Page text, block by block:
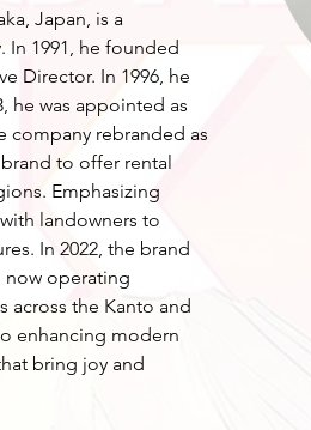
Japan, is a
In 1991, he founded
Director. In 1996, he
he was appointed as
company rebranded as
to offer rental
Emphasizing
landowners to
In 2022, the brand
operating
across the Kanto and
enhancing modern
bring joy and